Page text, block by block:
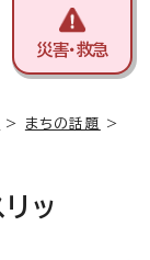
災害・救急
> まちの話題
>
ッ